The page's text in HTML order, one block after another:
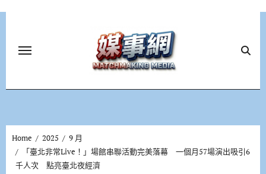
Home 2025
9 月
「臺北非常Live！」場館串聯活動完美落幕 一個月57場演出吸引6
千人次 點亮臺北夜經濟